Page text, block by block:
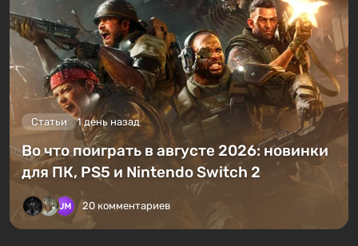
Статьи 1 день назад
Во что поиграть в августе 2026: новинки
для ПК, PS5 и Nintendo Switch 2
20 комментариев